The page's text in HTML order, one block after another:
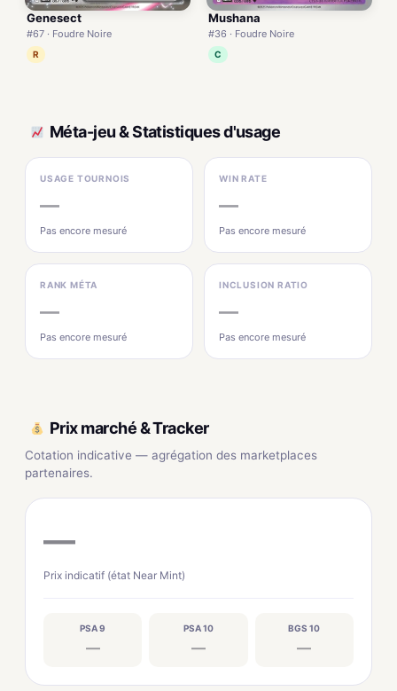
Genesect
#67 · Foudre Noire
R
Mushana
#36 · Foudre Noire
C
Méta-jeu & Statistiques d'usage
USAGE TOURNOIS
—
Pas encore mesuré
WIN RATE
—
Pas encore mesuré
RANK MÉTA
—
Pas encore mesuré
INCLUSION RATIO
—
Pas encore mesuré
Prix marché & Tracker
Cotation indicative — agrégation des marketplaces
partenaires.
—
Prix indicatif (état Near Mint)
PSA 9
—
PSA 10
—
BGS 10
—